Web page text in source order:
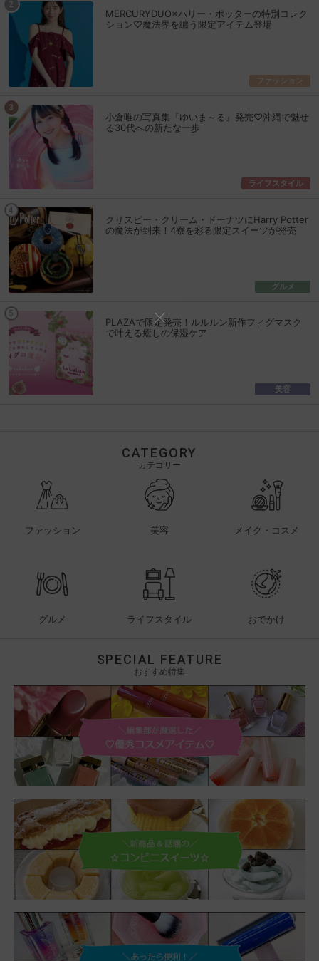
MERCURYDUO×ハリー・ポッターの特別コレク
ション♡魔法界を纏う限定アイテム登場
ファッション
小倉唯の写真集『ゆいま～る』発売♡沖縄で魅せ
る30代への新たな一歩
ライフスタイル
クリスピー・クリーム・ドーナツにHarry Potter
の魔法が到来！4寮を彩る限定スイーツが発売
グルメ
PLAZAで限定発売！ルルルン新作フィグマスク
で叶える癒しの保湿ケア
美容
CATEGORY
カテゴリー
ファッション 美容 メイク・コスメ
グルメ ライフスタイル おでかけ
SPECIAL FEATURE
おすすめ特集